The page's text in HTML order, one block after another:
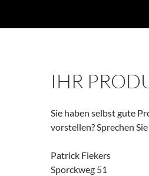
IHR
Sie haben selbst gute
vorstellen? Sprechen
Patrick Fiekers
Sporckweg 51